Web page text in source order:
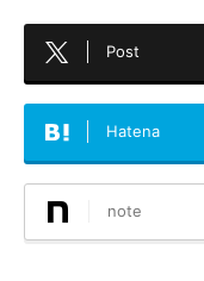
Post
Hatena
note